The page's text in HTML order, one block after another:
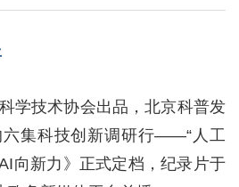
学技术协会出品，北京科普发
六集科技创新调研行——“人工
向新力》正式定档，纪录片于